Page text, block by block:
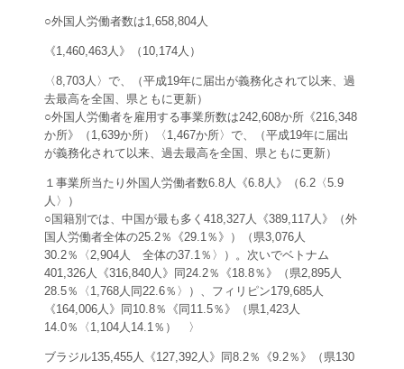
○外国人労働者数は1,658,804人
《1,460,463人》（10,174人）
〈8,703人〉で、（平成19年に届出が義務化されて以来、過
去最高を全国、県ともに更新）
○外国人労働者を雇用する事業所数は242,608か所《216,348
か所》（1,639か所）〈1,467か所〉で、（平成19年に届出
が義務化されて以来、過去最高を全国、県ともに更新）
１事業所当たり外国人労働者数6.8人《6.8人》（6.2〈5.9
人〉）
○国籍別では、中国が最も多く418,327人《389,117人》（外
国人労働者全体の25.2％《29.1％》）（県3,076人
30.2％〈2,904人 全体の37.1％〉）。次いでベトナム
401,326人《316,840人》同24.2％《18.8％》（県2,895人
28.5％〈1,768人同22.6％〉）、フィリピン179,685人
《164,006人》同10.8％《同11.5％》（県1,423人
14.0％〈1,104人14.1％） 〉
ブラジル135,455人《127,392人》同8.2％《9.2％》（県130